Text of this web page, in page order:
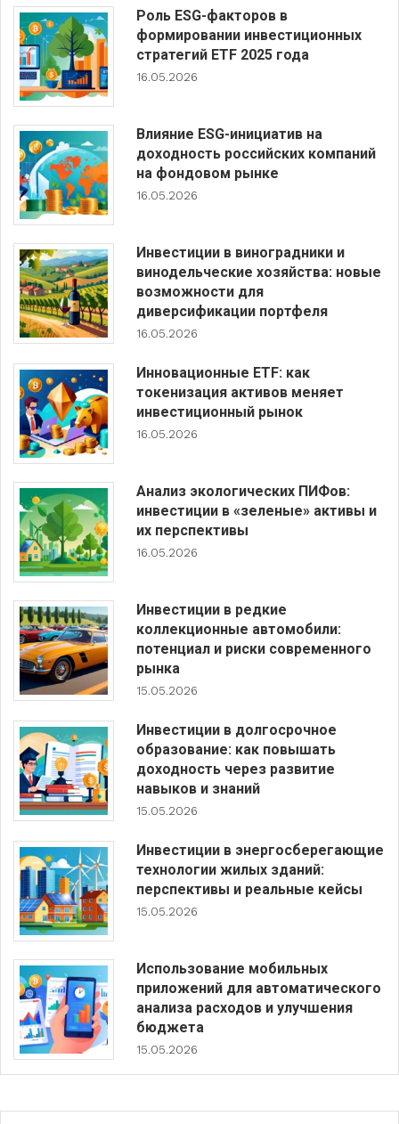
Роль ESG-факторов в
формировании инвестиционных
стратегий ETF 2025 года
16.05.2026
Влияние ESG-инициатив на
доходность российских компаний
на фондовом рынке
16.05.2026
Инвестиции в виноградники и
винодельческие хозяйства: новые
возможности для
диверсификации портфеля
16.05.2026
Инновационные ETF: как
токенизация активов меняет
инвестиционный рынок
16.05.2026
Анализ экологических ПИФов:
инвестиции в «зеленые» активы и
их перспективы
16.05.2026
Инвестиции в редкие
коллекционные автомобили:
потенциал и риски современного
рынка
15.05.2026
Инвестиции в долгосрочное
образование: как повышать
доходность через развитие
навыков и знаний
15.05.2026
Инвестиции в энергосберегающие
технологии жилых зданий:
перспективы и реальные кейсы
15.05.2026
Использование мобильных
приложений для автоматического
анализа расходов и улучшения
бюджета
15.05.2026